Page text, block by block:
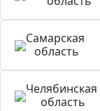
Самарская
область
Челябинская
область